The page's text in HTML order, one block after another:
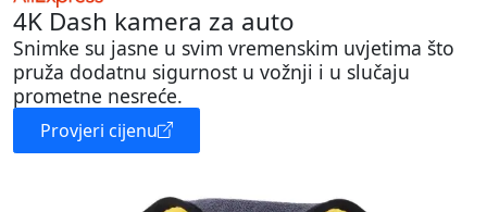
4K Dash kamera za auto
Snimke su jasne u svim vremenskim uvjetima što
pruža dodatnu sigurnost u vožnji i u slučaju
prometne nesreće.
Provjeri cijenu